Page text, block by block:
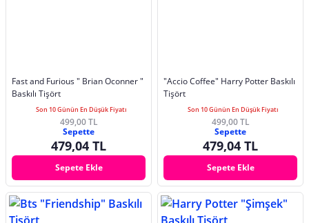
Fast and Furious " Brian Oconner "
Baskılı Tişört
Son 10 Günün En Düşük Fiyatı
499,00 TL
Sepette
479,04 TL
Sepete Ekle
"Accio Coffee" Harry Potter Baskılı
Tişört
Son 10 Günün En Düşük Fiyatı
499,00 TL
Sepette
479,04 TL
Sepete Ekle